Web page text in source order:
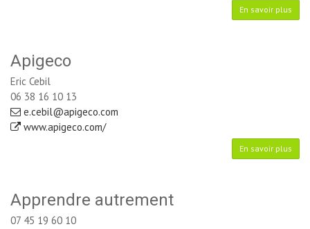
En savoir plus
Apigeco
Eric Cebil
06 38 16 10 13
e.cebil@apigeco.com
www.apigeco.com/
En savoir plus
Apprendre autrement
07 45 19 60 10